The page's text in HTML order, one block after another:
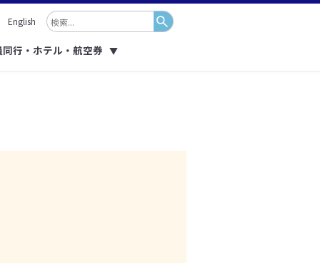
English
行・ホテル・航空券 ▼